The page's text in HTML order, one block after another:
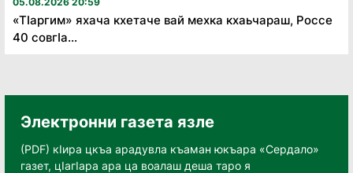
«Тӏаргим» яхача кхетаче вай мехка кхаьчараш, Россе
40 совгӏа...
Электронни газета язле
(PDF) кӀира цкъа арадувла къаман юкъара «Сердало»
газет, цӀагӀара ара ца воалаш деша таро я